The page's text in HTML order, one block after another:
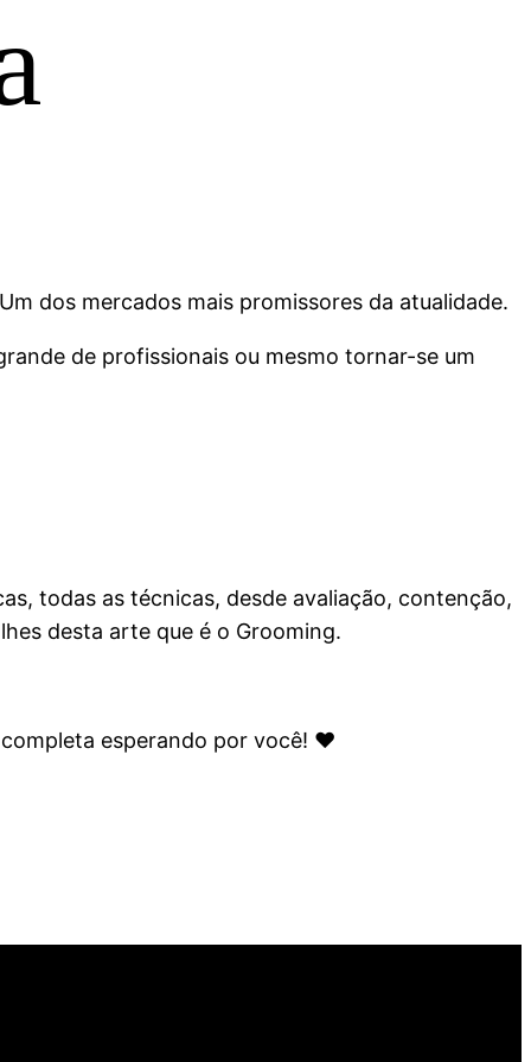
dos mercados mais promissores da atualidade.
de profissionais ou mesmo tornar-se um
todas as técnicas, desde avaliação, contenção,
desta arte que é o Grooming.
esperando por você! ❤